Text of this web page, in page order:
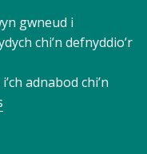
gwneud i
chi’n defnyddio’r
adnabod chi’n